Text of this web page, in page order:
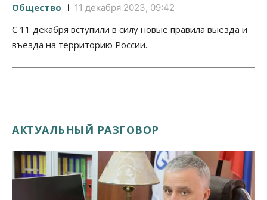
Общество 11 декабря 2023, 09:42
С 11 декабря вступили в силу новые правила выезда и
въезда на территорию России.
АКТУАЛЬНЫЙ РАЗГОВОР